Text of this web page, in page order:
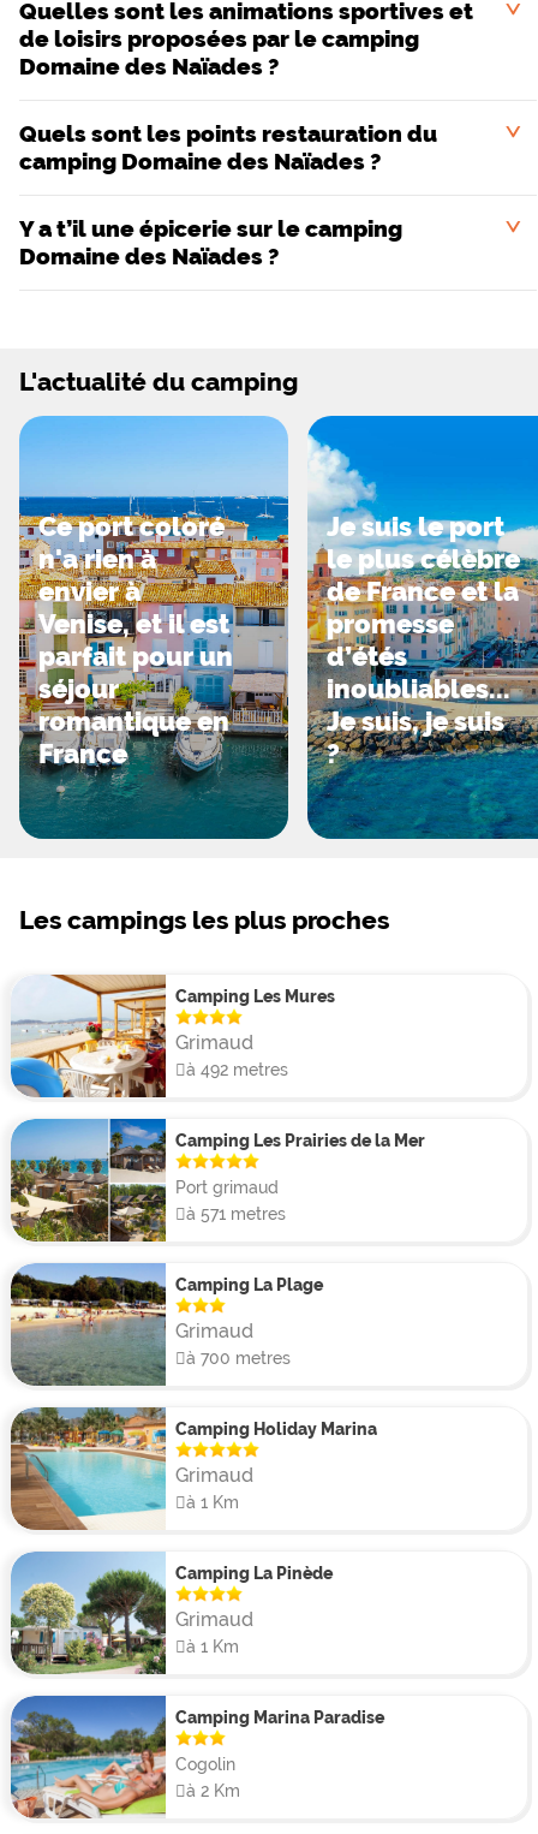
La situation du camping Les Naïades permettra aux
vacanciers de découvrir le Golfe de Saint-Tropez, avec
ses plages et ses criques de rêve. Les amateurs de
baignades pourront rejoindre la plage de l’Escalet à
Ramatuelle, La Nartelle à Saint Maxime ou encore
Bonporteau à Cavalaire.
<
Quelles sont les animations sportives et
de loisirs proposées par le camping
Domaine des Naïades ?
<
Quels sont les points restauration du
camping Domaine des Naïades ?
<
Y a t’il une épicerie sur le camping
Domaine des Naïades ?
L'actualité du camping
Ce port coloré
n'a rien à
envier à
Venise, et il est
parfait pour un
séjour
romantique en
France
Je suis le port
le plus célèbre
de France et la
promesse
d’étés
inoubliables...
Je suis, je suis
?
Les campings les plus proches
Camping Les Mures
Grimaud
à 492 metres
Camping Les Prairies de la Mer
Port grimaud
à 571 metres
Camping La Plage
Grimaud
à 700 metres
Camping Holiday Marina
Grimaud
à 1 Km
Camping La Pinède
Grimaud
à 1 Km
Camping Marina Paradise
Cogolin
à 2 Km